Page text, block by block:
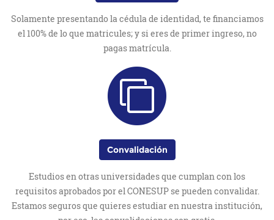
Solamente presentando la cédula de identidad, te financiamos
el 100% de lo que matricules; y si eres de primer ingreso, no
pagas matrícula.
Convalidación
Estudios en otras universidades que cumplan con los
requisitos aprobados por el CONESUP se pueden convalidar.
Estamos seguros que quieres estudiar en nuestra institución,